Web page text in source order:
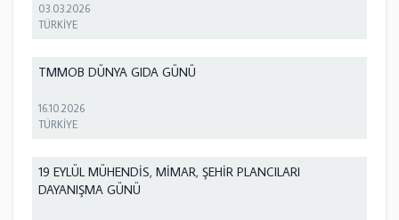
03.03.2026
TÜRKİYE
TMMOB DÜNYA GIDA GÜNÜ
16.10.2026
TÜRKİYE
19 EYLÜL MÜHENDİS, MİMAR, ŞEHİR PLANCILARI
DAYANIŞMA GÜNÜ